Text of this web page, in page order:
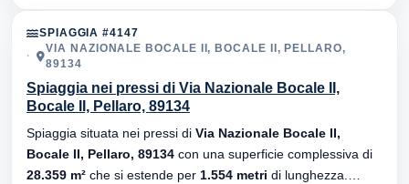
SPIAGGIA #4147
VIA NAZIONALE BOCALE II, BOCALE II, PELLARO,
89134
Spiaggia nei pressi di Via Nazionale Bocale II,
Bocale II, Pellaro, 89134
Spiaggia situata nei pressi di Via Nazionale Bocale II,
Bocale II, Pellaro, 89134 con una superficie complessiva di
28.359 m² che si estende per 1.554 metri di lunghezza.